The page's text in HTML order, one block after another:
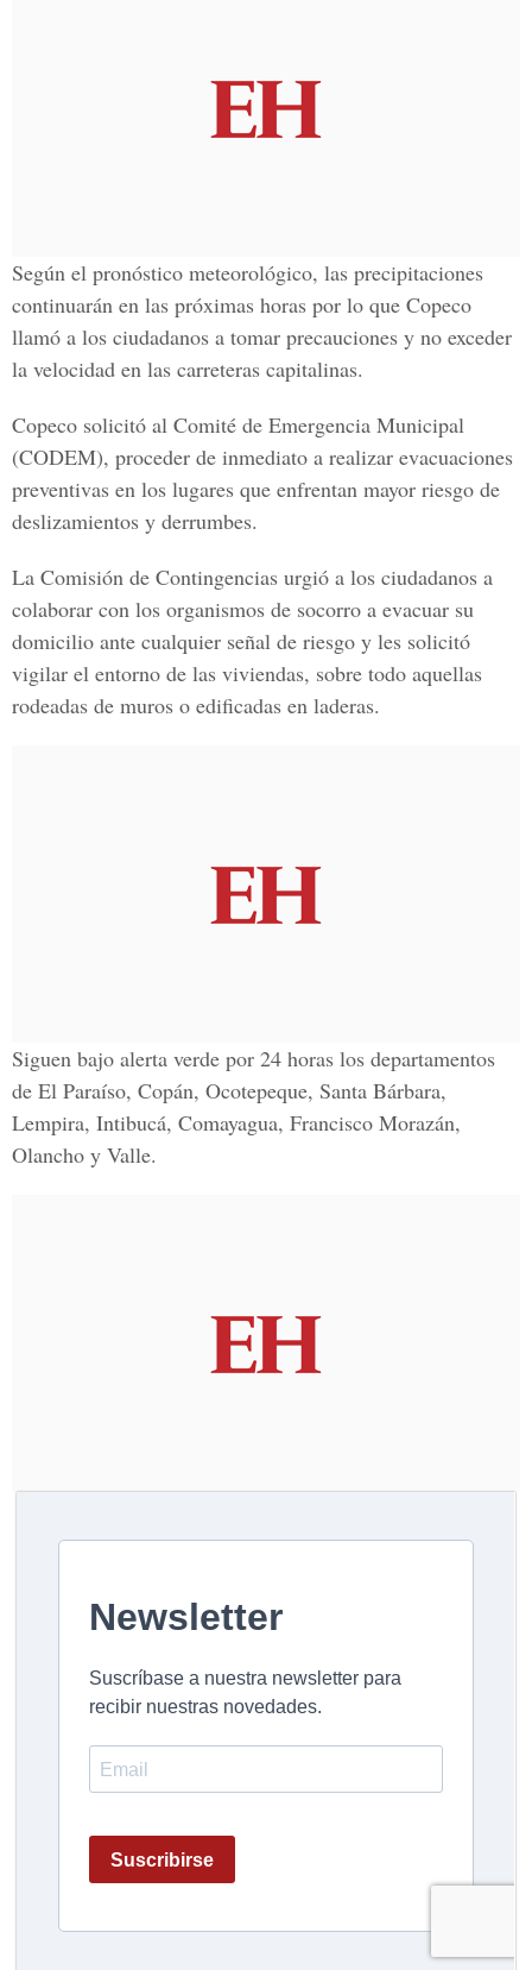
Según el pronóstico meteorológico, las precipitaciones
continuarán en las próximas horas por lo que Copeco
llamó a los ciudadanos a tomar precauciones y no exceder
la velocidad en las carreteras capitalinas.
Copeco solicitó al Comité de Emergencia Municipal
(CODEM), proceder de inmediato a realizar evacuaciones
preventivas en los lugares que enfrentan mayor riesgo de
deslizamientos y derrumbes.
La Comisión de Contingencias urgió a los ciudadanos a
colaborar con los organismos de socorro a evacuar su
domicilio ante cualquier señal de riesgo y les solicitó
vigilar el entorno de las viviendas, sobre todo aquellas
rodeadas de muros o edificadas en laderas.
Siguen bajo alerta verde por 24 horas los departamentos
de El Paraíso, Copán, Ocotepeque, Santa Bárbara,
Lempira, Intibucá, Comayagua, Francisco Morazán,
Olancho y Valle.